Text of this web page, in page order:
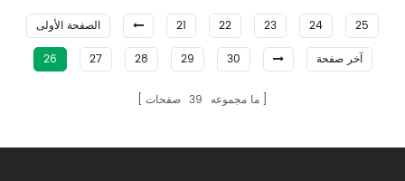
الصفحة الأولى 21 22 23 24
25
26
27 28 29 30 آخر صفحة
ما مجموعه 39 صفحات